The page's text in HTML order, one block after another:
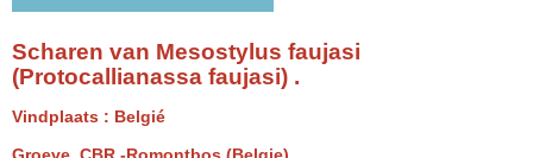
Scharen van Mesostylus faujasi
(Protocallianassa faujasi) .
Vindplaats : Belgié